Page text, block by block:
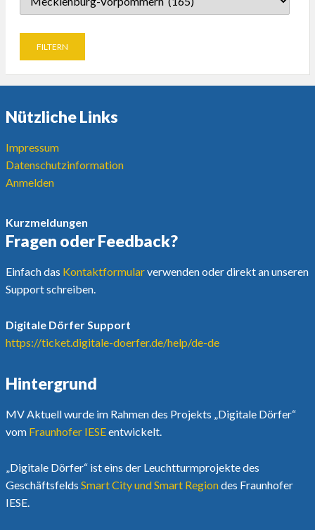
Nützliche Links
Impressum
Datenschutzinformation
Anmelden
Kurzmeldungen
Fragen oder Feedback?
Einfach das Kontaktformularverwenden oder direkt an unseren
Support schreiben.
Digitale Dörfer Support
https://ticket.digitale-doerfer.de/help/de-de
Hintergrund
MV Aktuell wurde im Rahmen des Projekts „Digitale Dörfer“
vom Fraunhofer IESEentwickelt.
„Digitale Dörfer“ ist eins der Leuchtturmprojekte des
Geschäftsfelds Smart City und Smart Regiondes Fraunhofer
IESE.